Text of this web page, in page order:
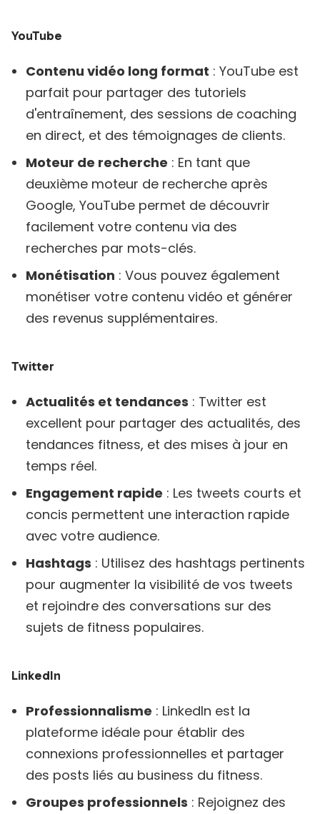
YouTube
Contenu vidéo long format : YouTube est
parfait pour partager des tutoriels
d'entraînement, des sessions de coaching
en direct, et des témoignages de clients.
Moteur de recherche : En tant que
deuxième moteur de recherche après
Google, YouTube permet de découvrir
facilement votre contenu via des
recherches par mots-clés.
Monétisation : Vous pouvez également
monétiser votre contenu vidéo et générer
des revenus supplémentaires.
Twitter
Actualités et tendances : Twitter est
excellent pour partager des actualités, des
tendances fitness, et des mises à jour en
temps réel.
Engagement rapide : Les tweets courts et
concis permettent une interaction rapide
avec votre audience.
Hashtags : Utilisez des hashtags pertinents
pour augmenter la visibilité de vos tweets
et rejoindre des conversations sur des
sujets de fitness populaires.
LinkedIn
Professionnalisme : LinkedIn est la
plateforme idéale pour établir des
connexions professionnelles et partager
des posts liés au business du fitness.
Groupes professionnels : Rejoignez des